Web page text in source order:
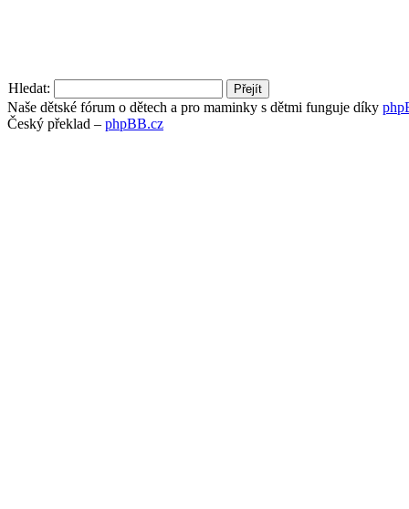
Hledat:
Naše dětské fórum o dětech a pro maminky s dětmi funguje díky
Český překlad – phpBB.cz